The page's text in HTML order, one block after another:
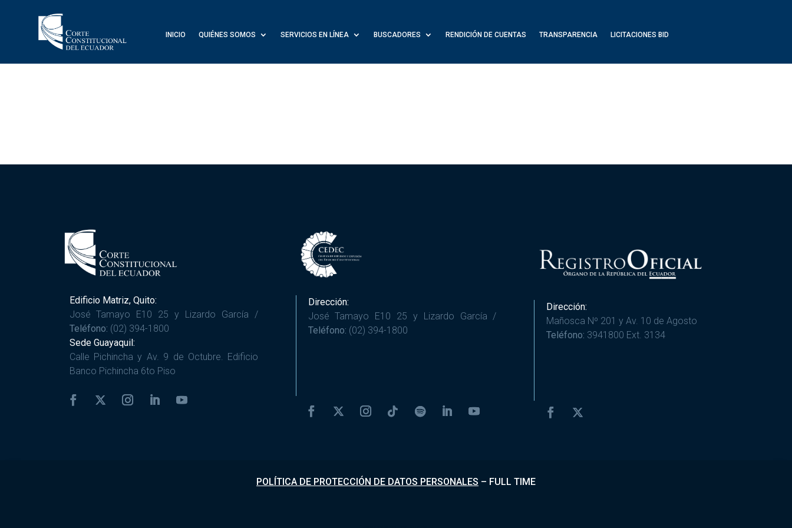
INICIO QUIÉNES SOMOS SERVICIOS EN LÍNEA BUSCADORES RENDICIÓN DE CUENTAS TRANSPARENCIA LICITACIONES BID
Edificio Matriz, Quito:
José Tamayo E10 25 y Lizardo García /
Teléfono: (02) 394-1800
Sede Guayaquil:
Calle Pichincha y Av. 9 de Octubre. Edificio
Banco Pichincha 6to Piso
Dirección:
José Tamayo E10 25 y Lizardo García /
Teléfono: (02) 394-1800
Dirección:
Mañosca Nº 201 y Av. 10 de Agosto
Teléfono: 3941800 Ext. 3134
POLÍTICA DE PROTECCIÓN DE DATOS PERSONALES – FULL TIME